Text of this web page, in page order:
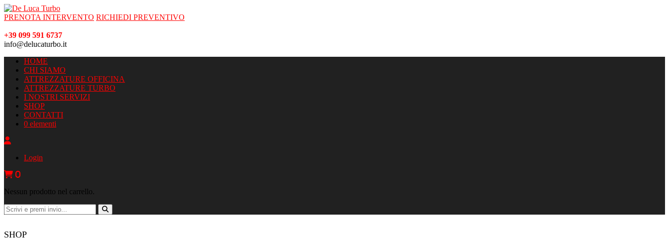
PRENOTA INTERVENTO RICHIEDI PREVENTIVO
+39 099 591 6737
info@delucaturbo.it
HOME
CHI SIAMO
ATTREZZATURE OFFICINA
ATTREZZATURE TURBO
I NOSTRI SERVIZI
SHOP
CONTATTI
0 elementi
Login
0
Nessun prodotto nel carrello.
SHOP